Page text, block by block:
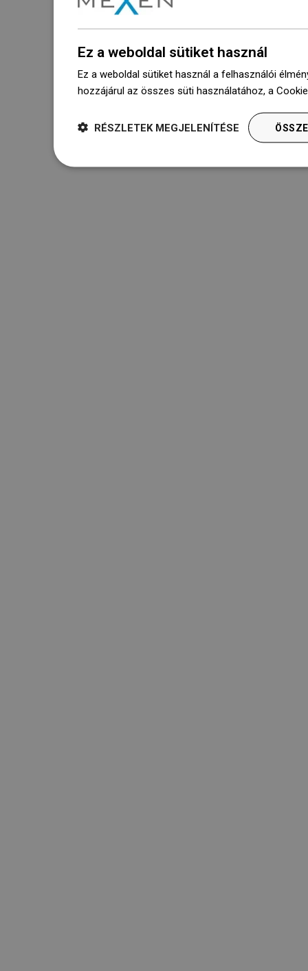
Ez a weboldal sütiket használ
Ez a weboldal sütiket használ a felhasználói
hozzájárul az összes süti használatához, a
RÉSZLETEK MEGJELENÍTÉSE